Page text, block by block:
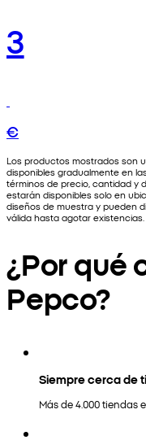
3
€
Los productos mostrados son
disponibles gradualmente en
términos de precio, cantidad y
estarán disponibles solo en
diseños de muestra y pueden
válida hasta agotar existencias.
¿Por qué
Pepco?
Siempre cerca de ti
Más de 4.000 tiendas